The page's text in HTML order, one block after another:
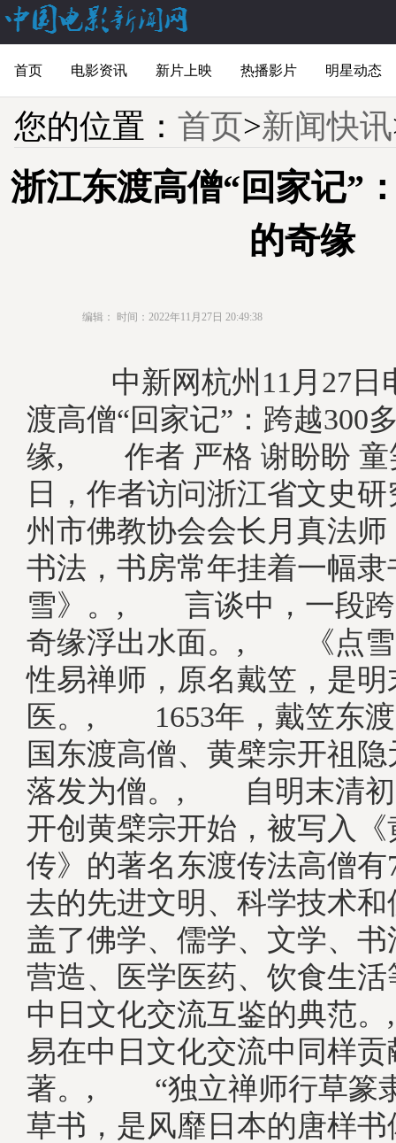
首页 电影资讯 新片上映 热播影片 明星动态
您的位置： 首页>新闻快讯
浙江东渡高僧“回家记”
的奇缘
编辑： 时间：2022年11月27日 20:49:38
中新网杭州11月27日
渡高僧“回家记”：跨越300
缘, 作者 严格 谢盼盼
日，作者访问浙江省文史
州市佛教协会会长月真法
书法，书房常年挂着一幅
雪》。, 言谈中，一段跨
奇缘浮出水面。, 《点雪
性易禅师，原名戴笠，是
医。, 1653年，戴笠东渡
国东渡高僧、黄檗宗开祖
落发为僧。, 自明末清初
开创黄檗宗开始，被写入
传》的著名东渡传法高僧有
去的先进文明、科学技术
盖了佛学、儒学、文学、
营造、医学医药、饮食生
中日文化交流互鉴的典
易在中日文化交流中同样贡
著。, “独立禅师行草篆
草书，是风靡日本的唐样书